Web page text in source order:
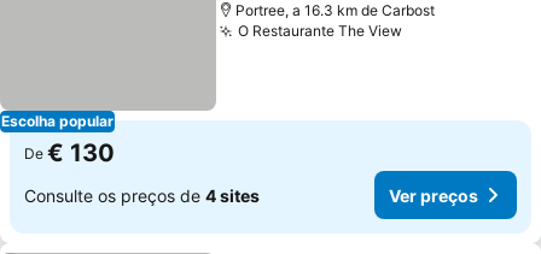
Escolha popular
Portree, a 16.3 km de Carbost
O Restaurante The View
De € 130
Consulte os preços de 4 sites Ver preços